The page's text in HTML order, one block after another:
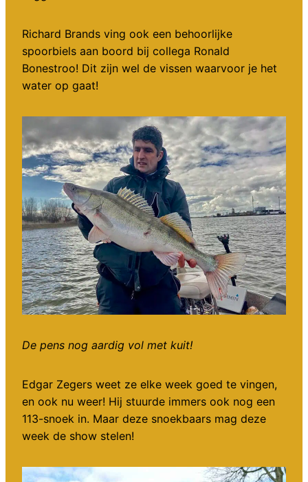
Richard Brands ving ook een behoorlijke
spoorbiels aan boord bij collega Ronald
Bonestroo! Dit zijn wel de vissen waarvoor je het
water op gaat!
De pens nog aardig vol met kuit!
Edgar Zegers weet ze elke week goed te vingen,
en ook nu weer! Hij stuurde immers ook nog een
113-snoek in. Maar deze snoekbaars mag deze
week de show stelen!